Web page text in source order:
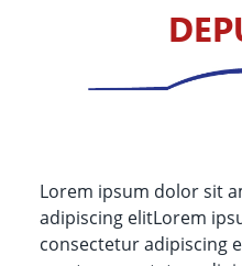
Lorem ipsum dolor sit
adipiscing elitLorem
consectetur adipiscing